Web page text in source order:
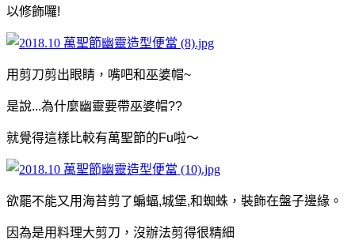
以修飾囉!
用剪刀剪出眼睛，嘴吧和巫婆帽~
是說...為什麼幽靈要帶巫婆帽??
就覺得這樣比較有萬聖節的Fu啦～
欲罷不能又用海苔剪了蝙蝠,城堡,和蜘蛛，裝飾在盤子邊緣。
因為是用料理大剪刀，沒辦法剪得很精細